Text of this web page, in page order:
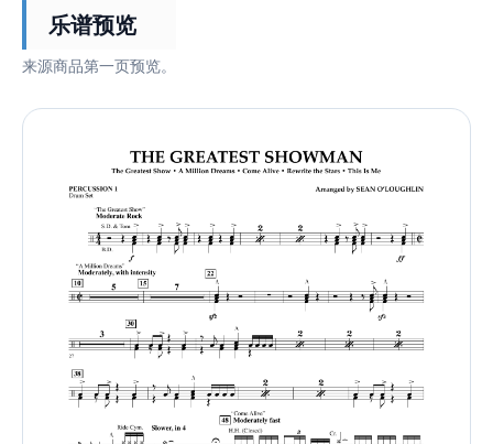
乐谱预览
来源商品第一页预览。